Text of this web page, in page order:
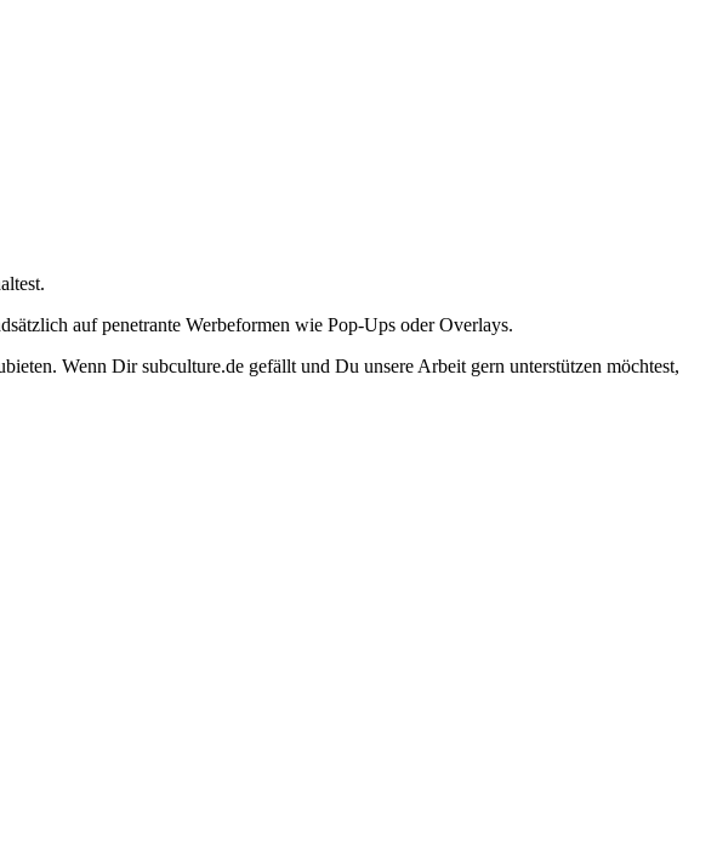
auf penetrante Werbeformen wie Pop-Ups oder Overlays.
Wenn Dir subculture.de gefällt und Du unsere Arbeit gern unterstützen möchtest,